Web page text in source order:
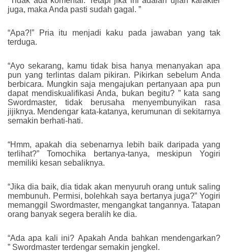
juga, maka Anda pasti sudah gagal. ”
“Apa?!” Pria itu menjadi kaku pada jawaban yang tak
terduga.
“Ayo sekarang, kamu tidak bisa hanya menanyakan apa
pun yang terlintas dalam pikiran. Pikirkan sebelum Anda
berbicara. Mungkin saja mengajukan pertanyaan apa pun
dapat mendiskualifikasi Anda, bukan begitu? ” kata sang
Swordmaster, tidak berusaha menyembunyikan rasa
jijiknya. Mendengar kata-katanya, kerumunan di sekitarnya
semakin berhati-hati.
“Hmm, apakah dia sebenarnya lebih baik daripada yang
terlihat?” Tomochika bertanya-tanya, meskipun Yogiri
memiliki kesan sebaliknya.
“Jika dia baik, dia tidak akan menyuruh orang untuk saling
membunuh. Permisi, bolehkah saya bertanya juga?” Yogiri
memanggil Swordmaster, mengangkat tangannya. Tatapan
orang banyak segera beralih ke dia.
“Ada apa kali ini? Apakah Anda bahkan mendengarkan?
” Swordmaster terdengar semakin jengkel.